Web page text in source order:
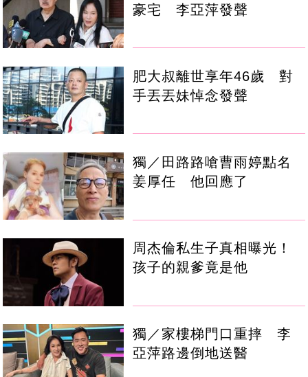
豪宅 李亞萍發聲
肥大叔離世享年46歲 對
手丟丟妹悼念發聲
獨／田路路嗆曹雨婷點名
姜厚任 他回應了
周杰倫私生子真相曝光！
孩子的親爹竟是他
獨／家樓梯門口重摔 李
亞萍路邊倒地送醫